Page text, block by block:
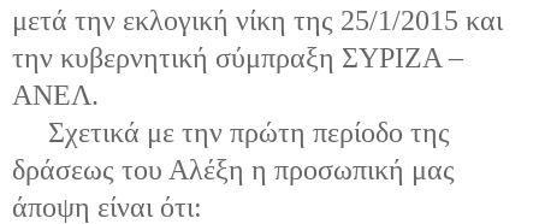
μετά την εκλογική νίκη της 25/1/2015 και
την κυβερνητική σύμπραξη ΣΥΡΙΖΑ –
ΑΝΕΛ.
Σχετικά με την πρώτη περίοδο της
δράσεως του Αλέξη η προσωπική μας
άποψη είναι ότι: